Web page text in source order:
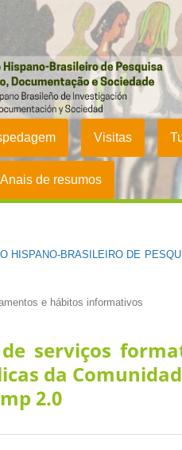
Visitas
Anais de resumos
HISPANO-BRASILEIRO DE
e hábitos informativos
serviços
da
2.0